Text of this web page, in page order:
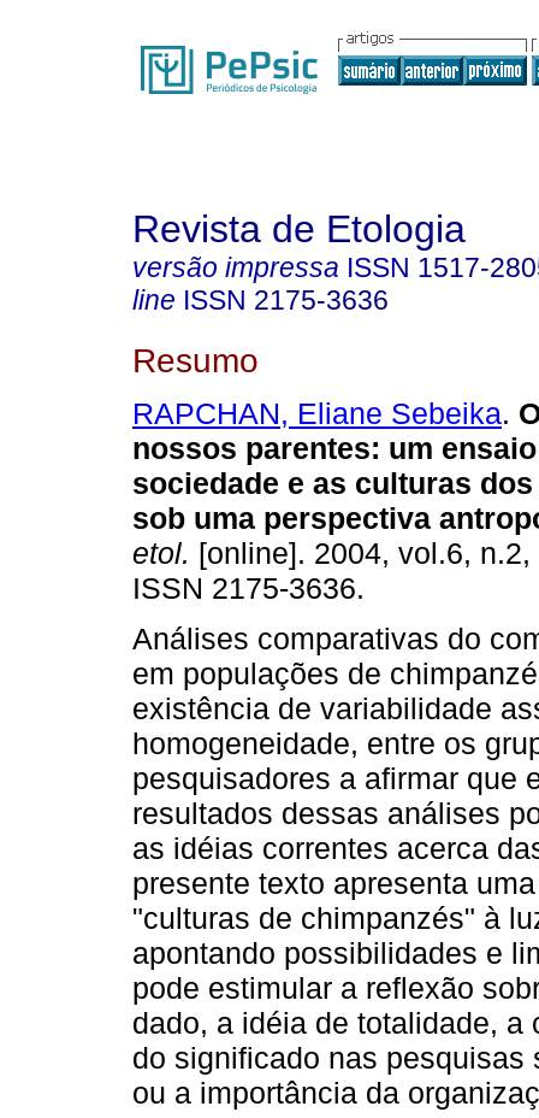
Revista de Etologia
versão impressa ISSN 1517-
line ISSN 2175-3636
Resumo
RAPCHAN, Eliane Sebeika.
nossos parentes: um
sociedade e as culturas
sob uma perspectiva
etol. [online]. 2004, vol.6, n.2,
ISSN 2175-3636.
Análises comparativas do
em populações de
existência de variabilidade
homogeneidade, entre os
pesquisadores a afirmar que
resultados dessas análises
as idéias correntes acerca
presente texto apresenta
"culturas de chimpanzés" à
apontando possibilidades e
pode estimular a reflexão
dado, a idéia de totalidade,
do significado nas pesquisas
ou a importância da